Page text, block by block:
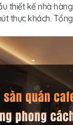
thiết kế nhà
thực khách.